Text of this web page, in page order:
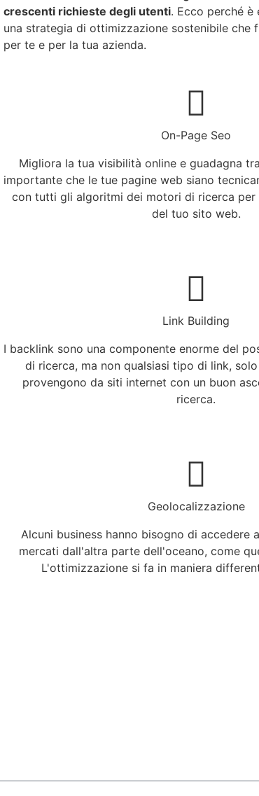
crescenti richieste degli utenti. Ecco perché è
una strategia di ottimizzazione sostenibile che
per te e per la tua azienda.
On-Page Seo
Migliora la tua visibilità online e guadagna
importante che le tue pagine web siano
con tutti gli algoritmi dei motori di ricerca per
del tuo sito web.
Link Building
I backlink sono una componente enorme del
di ricerca, ma non qualsiasi tipo di link,
provengono da siti internet con un buon
ricerca.
Geolocalizzazione
Alcuni business hanno bisogno di accedere
mercati dall'altra parte dell'oceano, come
L'ottimizzazione si fa in maniera